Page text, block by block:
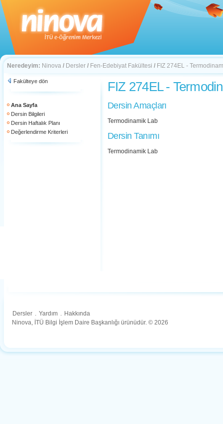
Neredeyim: Ninova / Dersler / Fen-Edebiyat Fakültesi / FIZ 274EL -
Fakülteye dön
Ana Sayfa
Dersin Bilgileri
Dersin Haftalık Planı
Değerlendirme Kriterleri
FIZ 274EL -
Dersin Amaçları
Termodinamik Lab
Dersin Tanımı
Termodinamik Lab
Dersler . Yardım . Hakkında
Ninova, İTÜ Bilgi İşlem Daire Başkanlığı ürünüdür. © 2026